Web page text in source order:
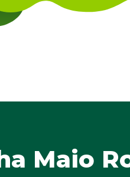
Maio